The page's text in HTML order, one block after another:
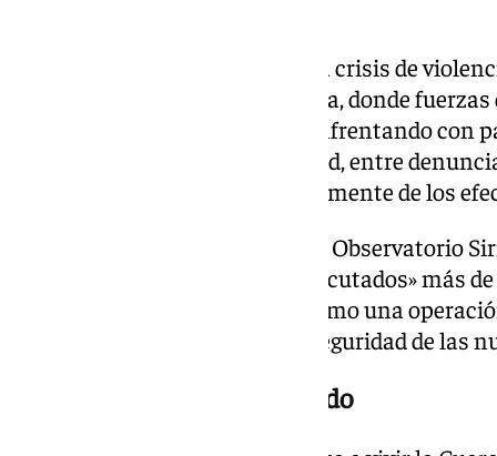
El Papa ha hecho referencia a la crisis de
en la costa mediterránea de Siria, donde
autoridades del país se están enfrentando
del expresidente Bashar al Assad, entre
población civil a manos precisamente de los
A este respecto, la organización Observatorio
ha alertado de que han sido «ejecutados» más
alauíes, en lo que ha descrito como una
orquestada por las fuerzas de seguridad de las
Palabras hacia el voluntariado